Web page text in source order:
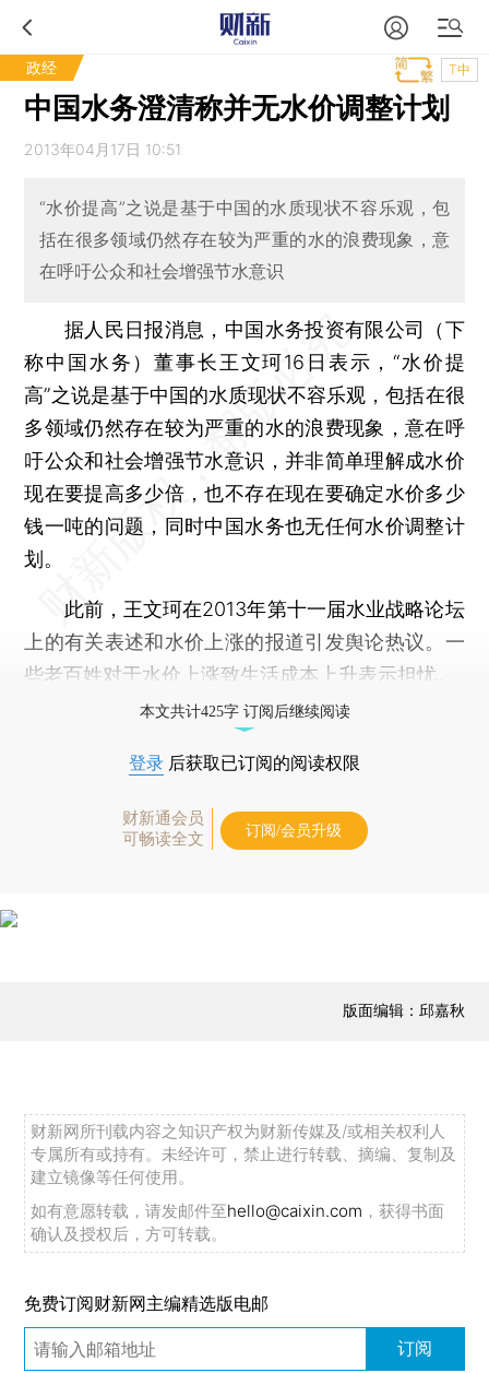
政经 T中
中国水务澄清称并无水价调整计划
2013年04月17日 10:51
“水价提高”之说是基于中国的水质现状不容乐观，包
括在很多领域仍然存在较为严重的水的浪费现象，意
在呼吁公众和社会增强节水意识
据人民日报消息，中国水务投资有限公司（下
称中国水务）董事长王文珂16日表示，“水价提
高”之说是基于中国的水质现状不容乐观，包括在很
多领域仍然存在较为严重的水的浪费现象，意在呼
吁公众和社会增强节水意识，并非简单理解成水价
现在要提高多少倍，也不存在现在要确定水价多少
钱一吨的问题，同时中国水务也无任何水价调整计
划。
此前，王文珂在2013年第十一届水业战略论坛
上的有关表述和水价上涨的报道引发舆论热议。一
些老百姓对于水价上涨致生活成本上升表示担忧。
本文共计425字 订阅后继续阅读
登录 后获取已订阅的阅读权限
财新通会员
可畅读全文
订阅/会员升级
版面编辑：邱嘉秋
财新网所刊载内容之知识产权为财新传媒及/或相关权利人
专属所有或持有。未经许可，禁止进行转载、摘编、复制及
建立镜像等任何使用。
如有意愿转载，请发邮件至hello@caixin.com ，获得书面
确认及授权后，方可转载。
免费订阅财新网主编精选版电邮
订阅